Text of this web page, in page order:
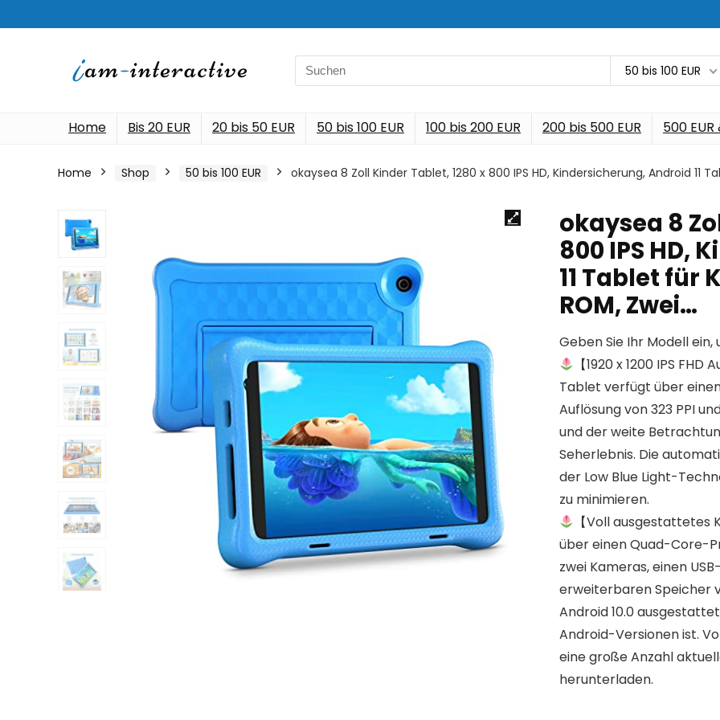
Search
for:
50 bis 100 EUR
Home Bis 20 EUR 20 bis 50 EUR 50 bis 100 EUR 100 bis 200 EUR 200 bis 500 EUR 500
Home Shop 50 bis 100 EUR okaysea 8 Zoll Kinder Tablet, 1280 x 800 IPS HD, Kindersicherung, Android 11
okaysea 8
800 IPS HD,
11 Tablet für
ROM, Zwei…
Geben Sie Ihr Modell
【1920 x 1200 IPS
Tablet verfügt über einen
Auflösung von 323 PPI
und der weite
Seherlebnis. Die
der Low Blue Light-
zu minimieren.
【Voll
über einen Quad-Core-
zwei Kameras, einen
erweiterbaren Speicher
Android 10.0
Android-Versionen ist.
eine große Anzahl
herunterladen.